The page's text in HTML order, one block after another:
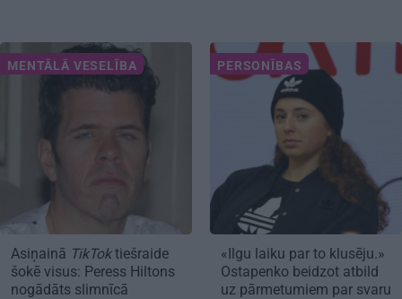
MENTĀLĀ VESELĪBA
Asiņainā TikToktiešraide
šokē visus: Peress Hiltons
nogādāts slimnīcā
PERSONĪBAS
«Ilgu laiku par to klusēju.»
Ostapenko beidzot atbild
uz pārmetumiem par svaru